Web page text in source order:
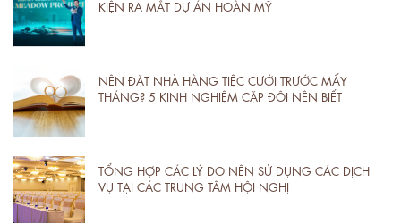
KIỆN RA MẮT DỰ ÁN HOÀN MỸ
NÊN ĐẶT NHÀ HÀNG TIỆC CƯỚI TRƯỚC MẤY
THÁNG? 5 KINH NGHIỆM CẶP ĐÔI NÊN BIẾT
TỔNG HỢP CÁC LÝ DO NÊN SỬ DỤNG CÁC DỊCH
VỤ TẠI CÁC TRUNG TÂM HỘI NGHỊ